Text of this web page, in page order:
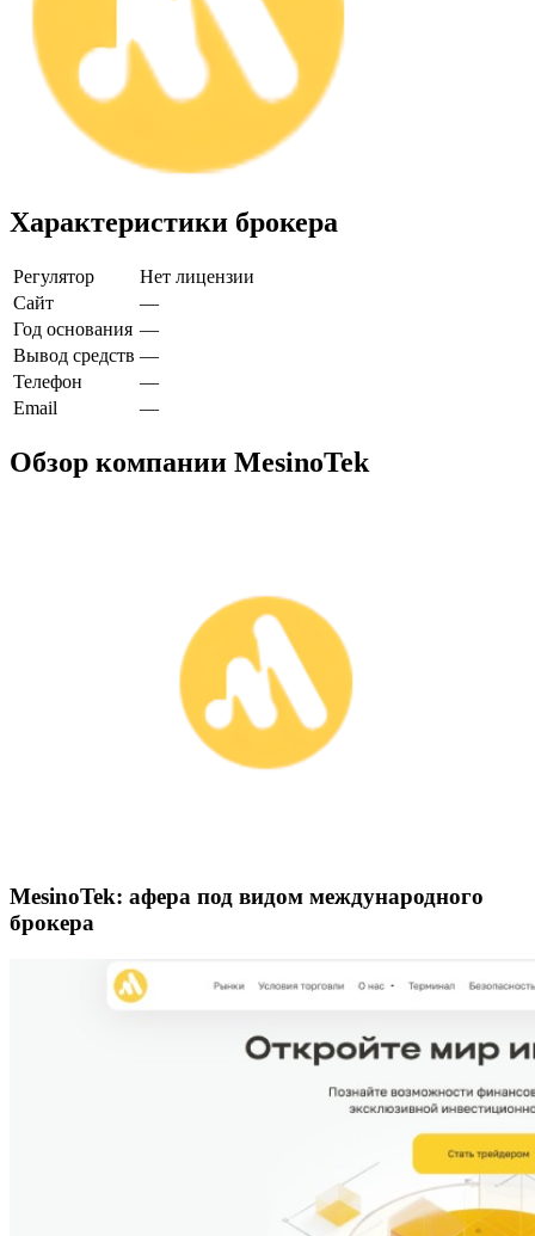
Характеристики брокера
Регулятор
Нет лицензии
Сайт
—
Год основания —
Вывод средств —
Телефон
—
Email
—
Обзор компании MesinoTek
MesinoTek: афера под видом международного
брокера